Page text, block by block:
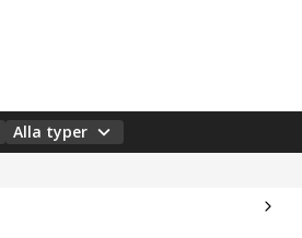
Alla typer